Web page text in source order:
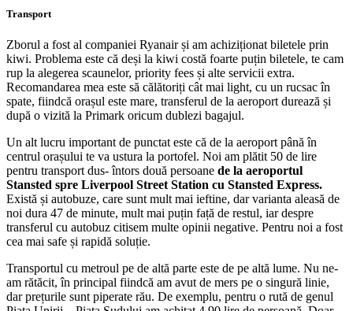
Transport
Zborul a fost al companiei Ryanair și am achiziționat biletele prin
kiwi. Problema este că deși la kiwi costă foarte puțin biletele, te cam
rup la alegerea scaunelor, priority fees și alte servicii extra.
Recomandarea mea este să călătoriți cât mai light, cu un rucsac în
spate, fiindcă orașul este mare, transferul de la aeroport durează și
după o vizită la Primark oricum dublezi bagajul.
Un alt lucru important de punctat este că de la aeroport până în
centrul orașului te va ustura la portofel. Noi am plătit 50 de lire
pentru transport dus- întors două persoane de la aeroportul
Stansted spre Liverpool Street Station cu Stansted Express.
Există și autobuze, care sunt mult mai ieftine, dar varianta aleasă de
noi dura 47 de minute, mult mai puțin față de restul, iar despre
transferul cu autobuz citisem multe opinii negative. Pentru noi a fost
cea mai safe și rapidă soluție.
Transportul cu metroul pe de altă parte este de pe altă lume. Nu ne-
am rătăcit, în principal fiindcă am avut de mers pe o singură linie,
dar prețurile sunt piperate rău. De exemplu, pentru o rută de genul